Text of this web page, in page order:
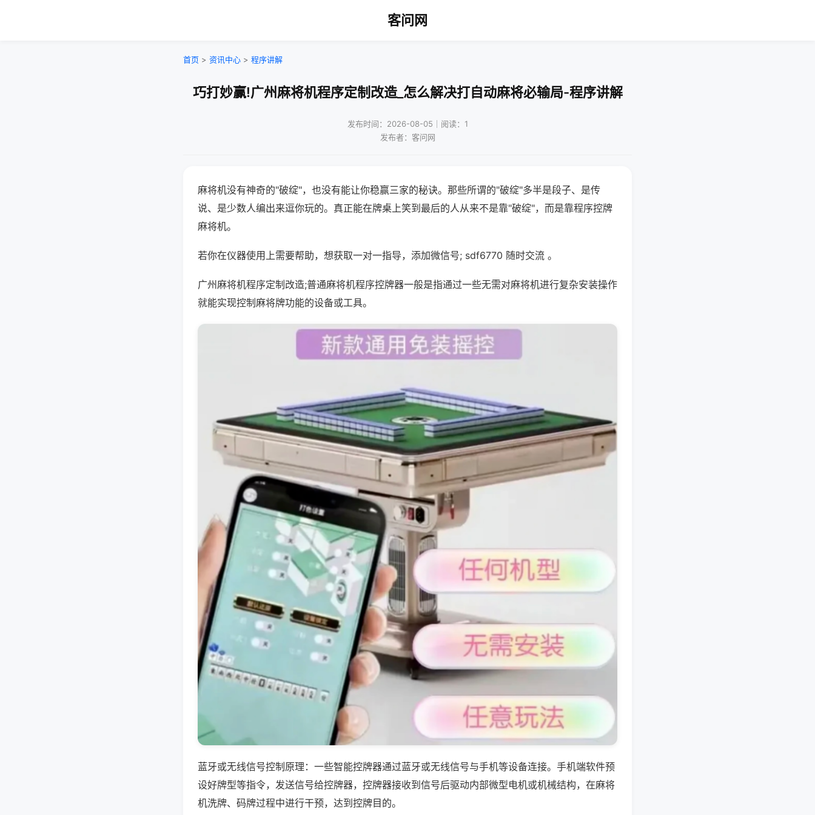
客问网
首页 > 资讯中心 > 程序讲解
巧打妙赢!广州麻将机程序定制改造_怎么解决打自动麻将必输局-程序讲解
发布时间：2026-08-05｜阅读：1
发布者：客问网
麻将机没有神奇的"破绽"，也没有能让你稳赢三家的秘诀。那些所谓的"破绽"多半是段子、是传
说、是少数人编出来逗你玩的。真正能在牌桌上笑到最后的人从来不是靠"破绽"，而是靠程序控牌
麻将机。
若你在仪器使用上需要帮助，想获取一对一指导，添加微信号; sdf6770 随时交流 。
广州麻将机程序定制改造;普通麻将机程序控牌器一般是指通过一些无需对麻将机进行复杂安装操作
就能实现控制麻将牌功能的设备或工具。
蓝牙或无线信号控制原理：一些智能控牌器通过蓝牙或无线信号与手机等设备连接。手机端软件预
设好牌型等指令，发送信号给控牌器，控牌器接收到信号后驱动内部微型电机或机械结构，在麻将
机洗牌、码牌过程中进行干预，达到控牌目的。